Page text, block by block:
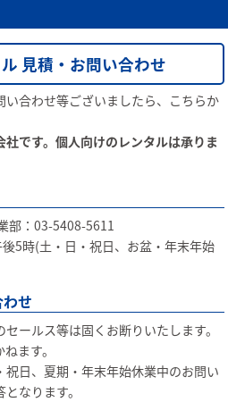
見積・お問い合わせ
合わせ等ございましたら、こちらか
です。個人向けのレンタルは承りま
部：03-5408-5611
5時(土・日・祝日、お盆・年末年始
せ
ールス等は固くお断りいたします。
ます。
日、夏期・年末年始休業中のお問い
なります。